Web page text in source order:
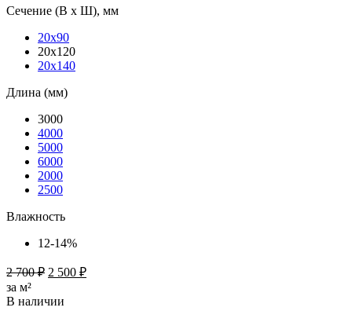
Сечение (В х Ш), мм
20х90
20х120
20х140
Длина (мм)
3000
4000
5000
6000
2000
2500
Влажность
12-14%
2 700₽ 2 500 ₽
за м²
В наличии